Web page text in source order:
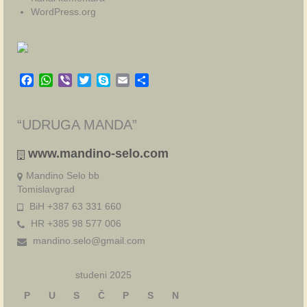
WordPress.org
Facebook
WhatsApp
Viber TwitterSkypeEmail
“UDRUGA MANDA”
www.mandino-selo.com
Mandino Selo bb
Tomislavgrad
BiH +387 63 331 660
HR +385 98 577 006
mandino.selo@gmail.com
studeni 2025
P
U S Č P S N